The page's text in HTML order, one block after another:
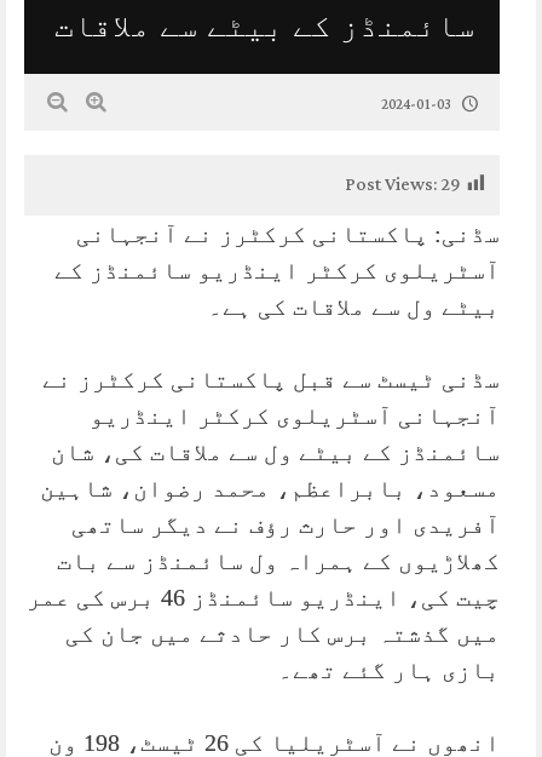
سائمنڈز کے بیٹے سے ملاقات
2024-01-03
Post Views:29
سڈنی: پاکستانی کرکٹرز نے آنجہانی
آسٹریلوی کرکٹر اینڈریو سائمنڈز کے
بیٹے ول سے ملاقات کی ہے۔
سڈنی ٹیسٹ سے قبل پاکستانی کرکٹرز نے
آنجہانی آسٹریلوی کرکٹر اینڈریو
سائمنڈز کے بیٹے ول سے ملاقات کی، شان
مسعود، بابراعظم، محمد رضوان، شاہین
آفریدی اور حارث رؤف نے دیگر ساتھی
کھلاڑیوں کے ہمراہ ول سائمنڈز سے بات
چیت کی، اینڈریو سائمنڈز 46 برس کی عمر
میں گذشتہ برس کار حادثے میں جان کی
بازی ہار گئے تھے۔
انھوں نے آسٹریلیا کی 26 ٹیسٹ، 198 ون